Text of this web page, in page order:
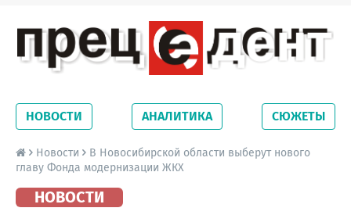
Новосибирской области. Читайте свежие
новости на сайте сетевого издания
Precedent.
НОВОСТИ АНАЛИТИКА СЮЖЕТЫ
Новости
В Новосибирской области выберут нового
главу Фонда модернизации ЖКХ
НОВОСТИ